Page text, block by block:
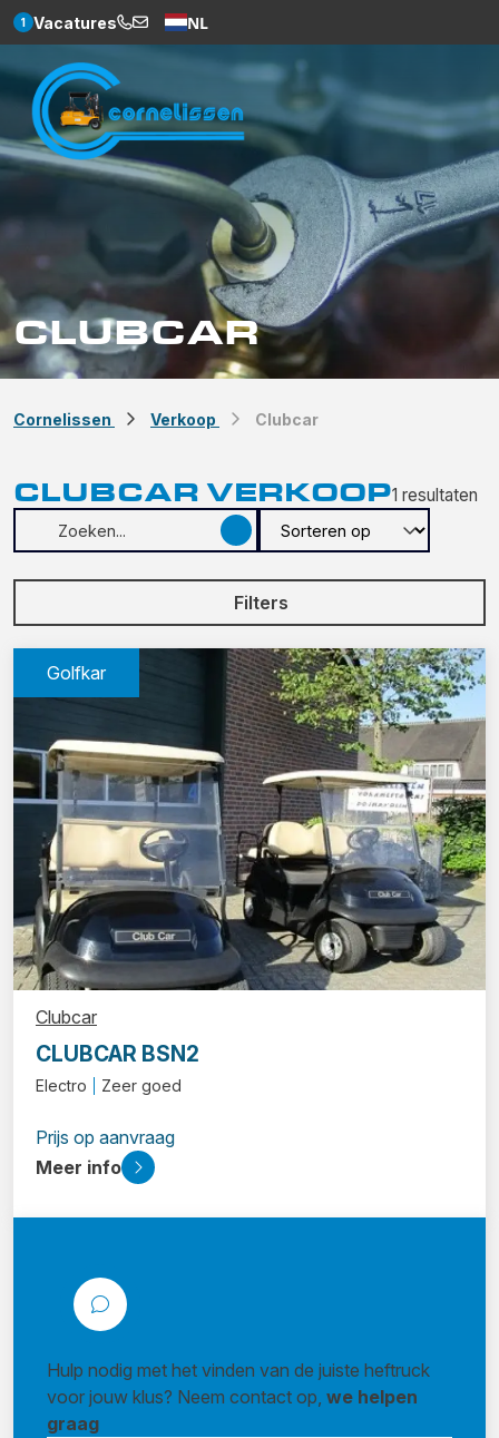
1 Vacatures NL
CLUBCAR
Cornelissen Verkoop Clubcar
CLUBCAR VERKOOP1 resultaten
Filters
Golfkar
Clubcar
CLUBCAR BSN2
Electro Zeer goed
Prijs op aanvraag
Meer info
Hulp nodig met het vinden van de juiste heftruck
voor jouw klus? Neem contact op, we helpen
graag